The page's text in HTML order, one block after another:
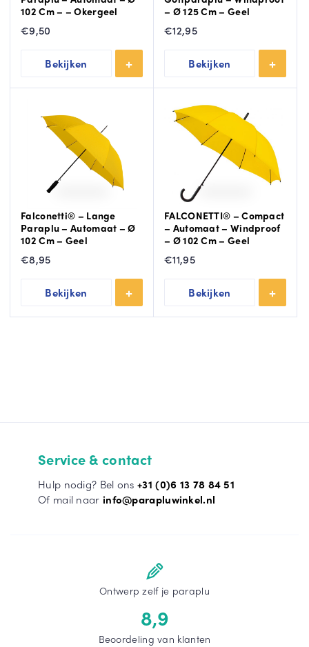
102 Cm – – Okergeel
€9,50
Bekijken
– Ø 125 Cm – Geel
€12,95
Bekijken
Falconetti® – Lange
Paraplu – Automaat – Ø
102 Cm – Geel
€8,95
Bekijken
FALCONETTI® – Compact
– Automaat – Windproof
– Ø 102 Cm – Geel
€11,95
Bekijken
Service & contact
Hulp nodig? Bel ons +31 (0)6 13 78 84 51
Of mail naar info@parapluwinkel.nl
Ontwerp zelf je paraplu
8,9
Beoordeling van klanten